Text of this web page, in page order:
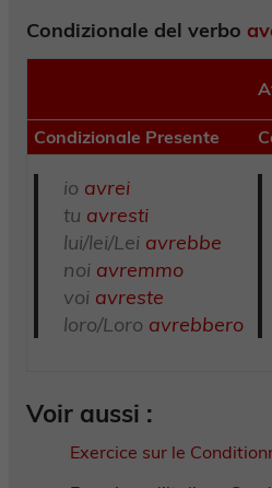
Condizionale del verbo
Condizionale Presente
io avrei
tu avresti
lui/lei/Lei avrebbe
noi avremmo
voi avreste
loro/Loro avrebbero
Voir aussi :
Exercice sur le